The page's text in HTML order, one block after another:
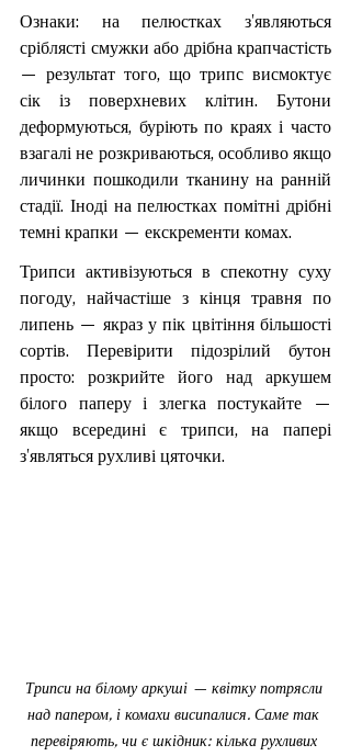
Ознаки: на пелюстках з'являються
сріблясті смужки або дрібна крапчастість
— результат того, що трипс висмоктує
сік із поверхневих клітин. Бутони
деформуються, буріють по краях і часто
взагалі не розкриваються, особливо якщо
личинки пошкодили тканину на ранній
стадії. Іноді на пелюстках помітні дрібні
темні крапки — екскременти комах.
Трипси активізуються в спекотну суху
погоду, найчастіше з кінця травня по
липень — якраз у пік цвітіння більшості
сортів. Перевірити підозрілий бутон
просто: розкрийте його над аркушем
білого паперу і злегка постукайте —
якщо всередині є трипси, на папері
з'являться рухливі цяточки.
Трипси на білому аркуші — квітку потрясли
над папером, і комахи висипалися. Саме так
перевіряють, чи є шкідник: кілька рухливих